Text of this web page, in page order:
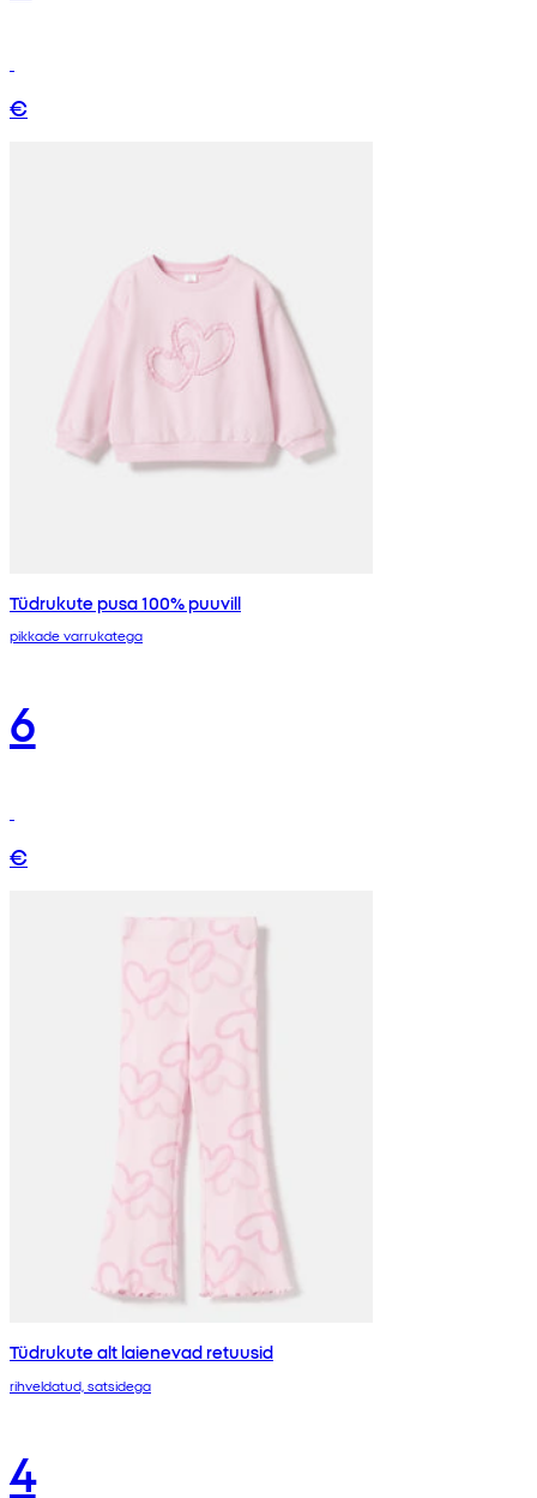
€
Tüdrukute pusa 100% puuvill
pikkade varrukatega
6
€
Tüdrukute alt laienevad retuusid
rihveldatud, satsidega
4